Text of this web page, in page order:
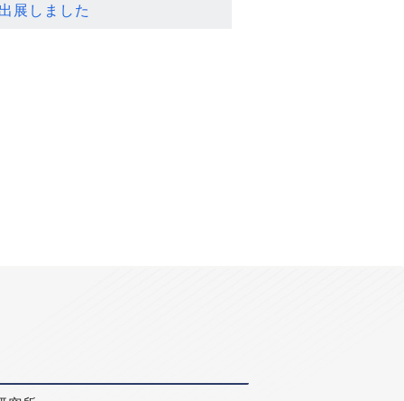
展しました